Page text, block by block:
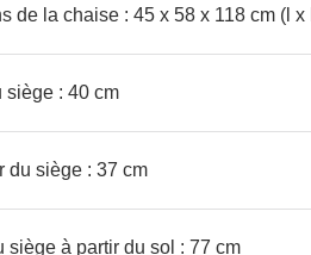
de la chaise : 45 x 58 x 118 cm (l x
siège : 40 cm
du siège : 37 cm
siège à partir du sol : 77 cm